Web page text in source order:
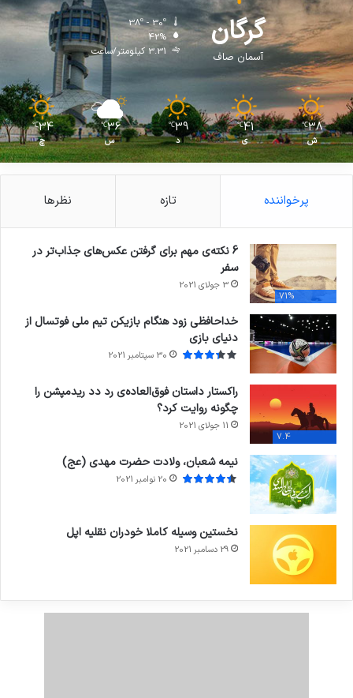
گرگان
آسمان صاف
38º - 30º
42%
3.31 کیلومتر/ساعت
38
℃
ش
41
℃
ی
39
℃
د
36
℃
س
34
℃
چ
پرخواننده تازه نظرها
71%
6 نکته‌ی مهم برای گرفتن عکس‌های جذاب‌تر در
سفر
3 جولای 2021
خداحافظی زود هنگام بازیکن تیم ملی فوتسال از
دنیای بازی
30 سپتامبر 2021
7.4
راکستار داستان فوق‌العاده‌ی رد دد ریدمپشن را
چگونه روایت کرد؟
11 جولای 2021
نیمه شعبان، ولادت حضرت مهدی (عج)
20 نوامبر 2021
نخستین وسیله کاملا خودران نقلیه اپل
29 دسامبر 2021